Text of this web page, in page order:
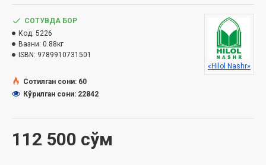
Сана:2024 йил
Ҳажми:512 бет
Ўлчами:70×100 1/16
Муқоваси:қаттиқ
112 500 сўм
СОТУВДА БОР
Код: 5226
Вазни: 0.88кг
ISBN: 9789910731501
«Hilol Nashr»
Сотилган сони: 60
Кўрилган сони: 22842